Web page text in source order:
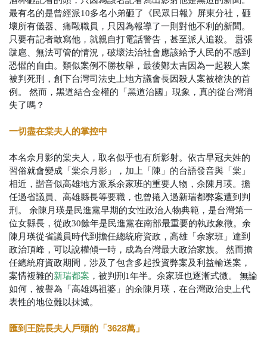
最有名的是曾經派10多名小弟砸了《民眾日報》屏東分社 ，砸
壞所有儀器、痛毆職員 ， 只因為報導了一則對他不利的新聞。
只要有記者敢寫他，就親自打電話警告 ，甚至派人追殺。
囂張
跋扈、無法可管的情況，破壞法治社會應該給予人民的不感到
恐懼的自由。類似案例不勝枚舉，最後鄭太吉因為一起殺人案
被判死刑，創下台灣司法史上地方議會長因殺人案被槍決的首
例。
然而，黑道結合金權的「黑道治國」現象，真的從台灣消
失了嗎？
一切盡在棠夫人的掌控中
本名佘月影的棠夫人，取名似乎也有所影射。依古早冠夫姓的
習俗就會變成「棠佘月影」，加上「陳」的台語發音與「棠」
相近，諧音似高雄地方派系余家班的重要人物， 余陳月瑛。 擔
任過省議員、高雄縣長等要職，也曾捲入過新瑞都弊案遭到判
刑。
余陳月瑛是民進黨早期的女性政治人物典範，是台灣第一
位女縣長，從政30餘年是民進黨在南部最重要的執政象徵。余
陳月瑛從省議員時代到擔任總統府資政，高雄「余家班」達到
政治頂峰，可以說權傾一時，成為台灣最大政治家族。 然而擔
任總統府資政期間，涉及了包含多起投資弊案及利益輸送案，
案情複雜的新瑞都案 ，被判刑1年半。余家班也逐漸式微。
無論
如何，被譽為「高雄媽祖婆」的余陳月瑛，在台灣政治史上代
表性的地位難以抹滅。
匯到王院長夫人戶頭的「3628萬」